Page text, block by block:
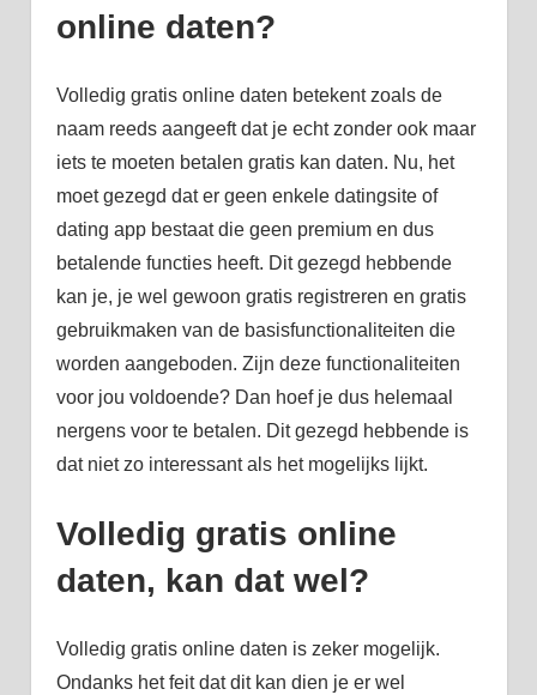
online daten?
Volledig gratis online daten betekent zoals de
naam reeds aangeeft dat je echt zonder ook maar
iets te moeten betalen gratis kan daten. Nu, het
moet gezegd dat er geen enkele datingsite of
dating app bestaat die geen premium en dus
betalende functies heeft. Dit gezegd hebbende
kan je, je wel gewoon gratis registreren en gratis
gebruikmaken van de basisfunctionaliteiten die
worden aangeboden. Zijn deze functionaliteiten
voor jou voldoende? Dan hoef je dus helemaal
nergens voor te betalen. Dit gezegd hebbende is
dat niet zo interessant als het mogelijks lijkt.
Volledig gratis online
daten, kan dat wel?
Volledig gratis online daten is zeker mogelijk.
Ondanks het feit dat dit kan dien je er wel